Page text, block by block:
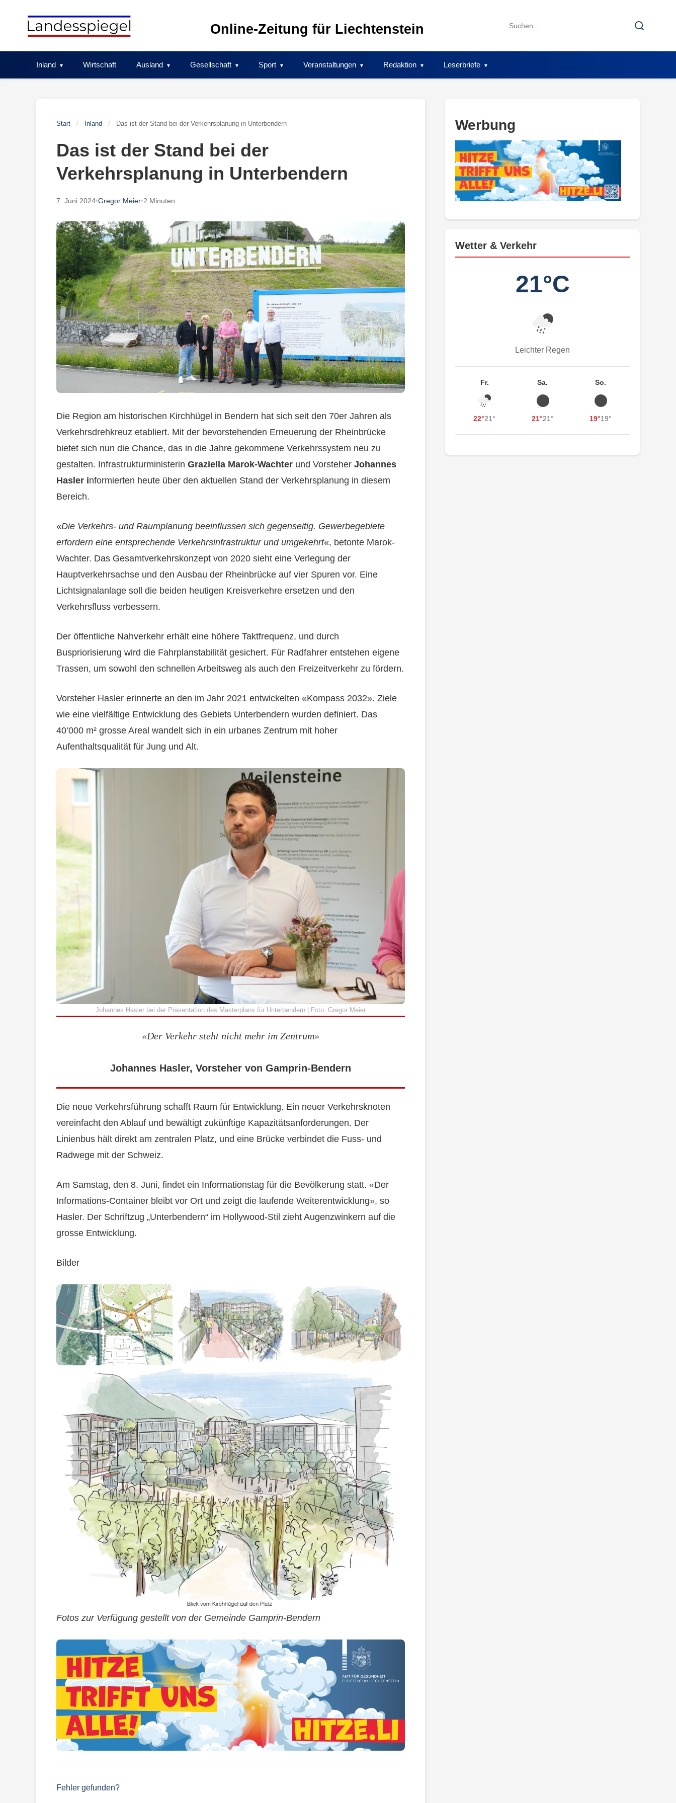
Online-Zeitung für Liechtenstein
Search
Search
Inland Wirtschaft Ausland Gesellschaft Sport Veranstaltungen Redaktion Leserbriefe
Start / Inland / Das ist der Stand bei der Verkehrsplanung in Unterbendern
Das ist der Stand bei der
Verkehrsplanung in Unterbendern
7. Juni 2024•Gregor Meier•2 Minuten
Die Region am historischen Kirchhügel in Bendern hat sich seit den 70er Jahren als
Verkehrsdrehkreuz etabliert. Mit der bevorstehenden Erneuerung der Rheinbrücke
bietet sich nun die Chance, das in die Jahre gekommene Verkehrssystem neu zu
gestalten. Infrastrukturministerin Graziella Marok-Wachter und Vorsteher Johannes
Hasler informierten heute über den aktuellen Stand der Verkehrsplanung in diesem
Bereich.
«Die Verkehrs- und Raumplanung beeinflussen sich gegenseitig. Gewerbegebiete
erfordern eine entsprechende Verkehrsinfrastruktur und umgekehrt«, betonte Marok-
Wachter. Das Gesamtverkehrskonzept von 2020 sieht eine Verlegung der
Hauptverkehrsachse und den Ausbau der Rheinbrücke auf vier Spuren vor. Eine
Lichtsignalanlage soll die beiden heutigen Kreisverkehre ersetzen und den
Verkehrsfluss verbessern.
Der öffentliche Nahverkehr erhält eine höhere Taktfrequenz, und durch
Buspriorisierung wird die Fahrplanstabilität gesichert. Für Radfahrer entstehen eigene
Trassen, um sowohl den schnellen Arbeitsweg als auch den Freizeitverkehr zu fördern.
Vorsteher Hasler erinnerte an den im Jahr 2021 entwickelten «Kompass 2032». Ziele
wie eine vielfältige Entwicklung des Gebiets Unterbendern wurden definiert. Das
40’000 m² grosse Areal wandelt sich in ein urbanes Zentrum mit hoher
Aufenthaltsqualität für Jung und Alt.
Johannes Hasler bei der Präsentation des Masterplans für Unterbendern | Foto: Gregor Meier
«Der Verkehr steht nicht mehr im Zentrum»
Johannes Hasler, Vorsteher von Gamprin-Bendern
Die neue Verkehrsführung schafft Raum für Entwicklung. Ein neuer Verkehrsknoten
vereinfacht den Ablauf und bewältigt zukünftige Kapazitätsanforderungen. Der
Linienbus hält direkt am zentralen Platz, und eine Brücke verbindet die Fuss- und
Radwege mit der Schweiz.
Am Samstag, den 8. Juni, findet ein Informationstag für die Bevölkerung statt. «Der
Informations-Container bleibt vor Ort und zeigt die laufende Weiterentwicklung», so
Hasler. Der Schriftzug „Unterbendern“ im Hollywood-Stil zieht Augenzwinkern auf die
grosse Entwicklung.
Bilder
Fotos zur Verfügung gestellt von der Gemeinde Gamprin-Bendern
Fehler gefunden?
Werbung
Wetter & Verkehr
21°C
Leichter Regen
Fr.
22°21°
Sa.
21°21°
So.
19°19°